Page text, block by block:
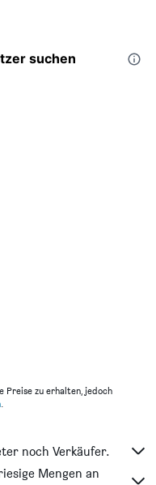
suchen
Preise zu erhalten, jedoch
.
noch Verkäufer.
Mengen an